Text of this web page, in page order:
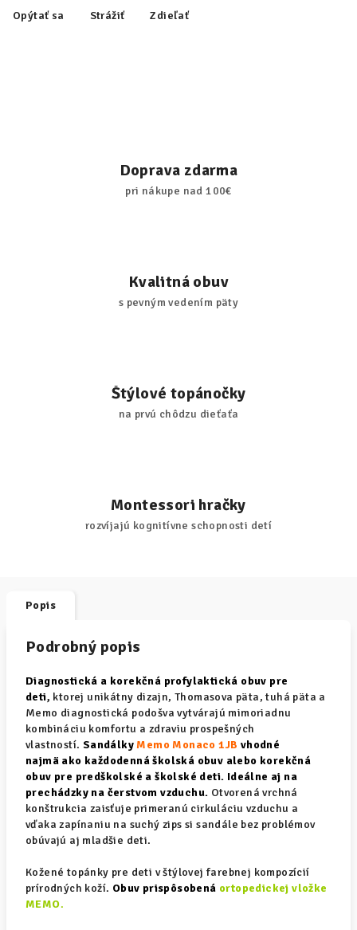
Opýtať sa Strážiť Zdieľať
Doprava zdarma
pri nákupe nad 100€
Kvalitná obuv
s pevným vedením päty
Štýlové topánočky
na prvú chôdzu dieťaťa
Montessori hračky
rozvíjajú kognitívne schopnosti detí
Popis
Podrobný popis
Diagnostická a korekčná profylaktická obuv pre
deti, ktorej unikátny dizajn, Thomasova päta, tuhá päta a
Memo diagnostická podošva vytvárajú mimoriadnu
kombináciu komfortu a zdraviu prospešných
vlastností. Sandálky Memo Monaco 1JB vhodné
najmä ako každodenná školská obuv alebo korekčná
obuv pre predškolské a školské deti. Ideálne aj na
prechádzky na čerstvom vzduchu. Otvorená vrchná
konštrukcia zaisťuje primeranú cirkuláciu vzduchu a
vďaka zapínaniu na suchý zips si sandále bez problémov
obúvajú aj mladšie deti.
Kožené topánky pre deti v štýlovej farebnej kompozícií
prírodných koží. Obuv prispôsobená ortopedickej vložke
MEMO.